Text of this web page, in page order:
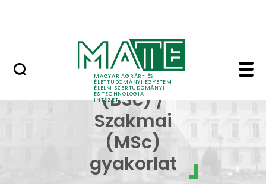
MAGYAR AGRÁR- ÉS
ÉLETTUDOMÁNYI EGYETEM
ÉLELMISZERTUDOMÁNYI
ÉS TECHNOLÓGIAI
INTÉZET
Üzemi (BSc) /
Üzemi
(BSc) /
Szakmai
(MSc)
gyakorlat